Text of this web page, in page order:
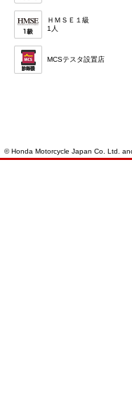
ＨＭＳＥ１級
1人
MCSテスタ設置店
© Honda Motorcycle Japan Co. Ltd.